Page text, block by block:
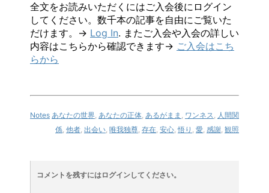
全文をお読みいただくにはご入会後にログイン
してください。数千本の記事を自由にご覧いた
だけます。→ Log In. またご入会や入会の詳しい
内容はこちらから確認できます→ ご入会はこち
らから
Notes あなたの世界, あなたの正体, あるがまま , ワンネス, 人間関
係, 他者, 出会い, 唯我独尊, 存在, 安心,悟り , 愛, 感謝, 観照
コメントを残すにはログインしてください。